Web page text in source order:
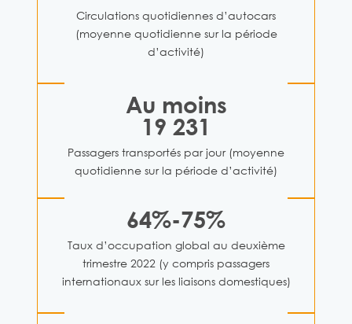
Circulations quotidiennes d’autocars
(moyenne quotidienne sur la période
d’activité)
Au moins
19 231
Passagers transportés par jour (moyenne
quotidienne sur la période d’activité)
64%-75%
Taux d’occupation global au deuxième
trimestre 2022 (y compris passagers
internationaux sur les liaisons domestiques)